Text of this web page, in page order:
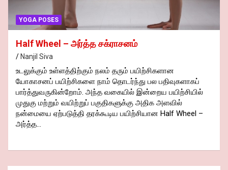
YOGA POSES
Yoga Mudra – யோக முத்ரா
Nanjil Siva
Yoga Mudra – யோக முத்ரா. “யோகாசனம்” மற்றும்
“யோகா” என்பது இந்தியாவில் உருவான ஒரு அற்புதமான கலை.
நம் முன்னோர்களாகிய சான்றோர் மற்றும் ஆன்றோர்களால்
உருவாக்கப்பட்ட உடல் மற்றும் மனவளக்கலை பயிற்சியாகும்.
இன்றைய தினம் “யோகா” (Yoga) என்று சொல்லப்படும் இந்த
கலையானது…